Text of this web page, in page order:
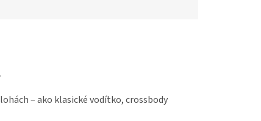
– ako klasické vodítko, crossbody